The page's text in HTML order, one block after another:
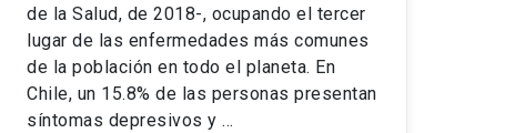
de la Salud, de 2018-, ocupando el tercer
lugar de las enfermedades más comunes
de la población en todo el planeta. En
Chile, un 15.8% de las personas presentan
síntomas depresivos y …